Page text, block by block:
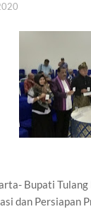
Bupati Tulang
dan Persiapan